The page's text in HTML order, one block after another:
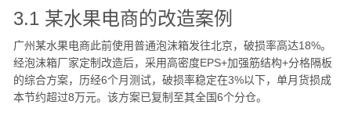
3.1 某水果电商的改造案例
广州某水果电商此前使用普通泡沫箱发往北京，破损率高达18%。
经泡沫箱厂家定制改造后，采用高密度EPS+加强筋结构+分格隔板
的综合方案，历经6个月测试，破损率稳定在3%以下，单月货损成
本节约超过8万元。该方案已复制至其全国6个分仓。